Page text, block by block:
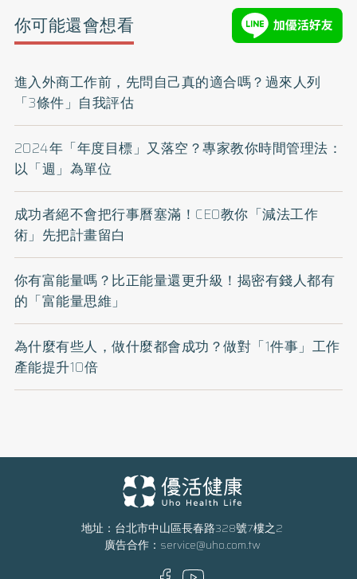
你可能還會想看
進入外商工作前，先問自己真的適合嗎？過來人列
「3條件」自我評估
2024年「年度目標」又落空？專家教你時間管理法：
以「週」為單位
成功者絕不會把行事曆塞滿！CEO教你「減法工作
術」先把計畫留白
你有富能量嗎？比正能量還更升級！揭密有錢人都有
的「富能量思維」
為什麼有些人，做什麼都會成功？做對「1件事」工作
產能提升10倍
地址：台北市中山區長春路328號7樓之2
廣告合作： service@uho.com.tw